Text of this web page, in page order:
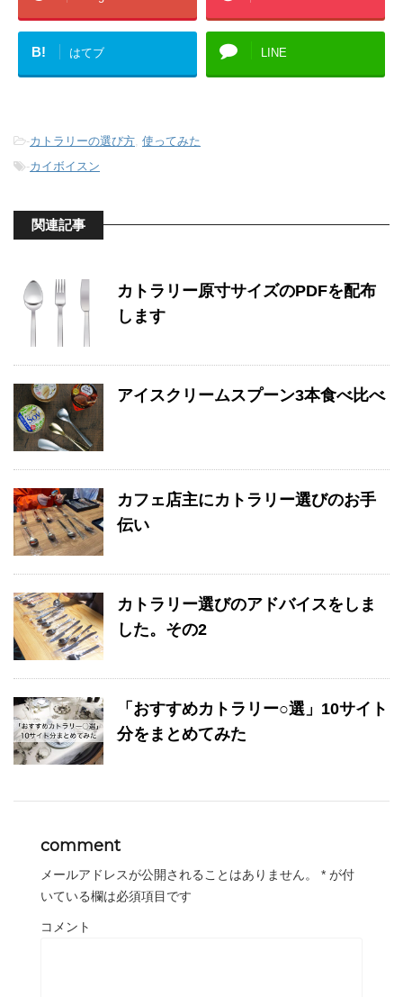
B! はてブ LINE
-カトラリーの選び方 使ってみた
-カイボイスン
関連記事
カトラリー原寸サイズのPDFを配布
します
アイスクリームスプーン3本食べ比べ
カフェ店主にカトラリー選びのお手
伝い
カトラリー選びのアドバイスをしま
した。その2
「おすすめカトラリー○選」10サイト
分をまとめてみた
comment
メールアドレスが公開されることはありません。 * が付
いている欄は必須項目です
コメント